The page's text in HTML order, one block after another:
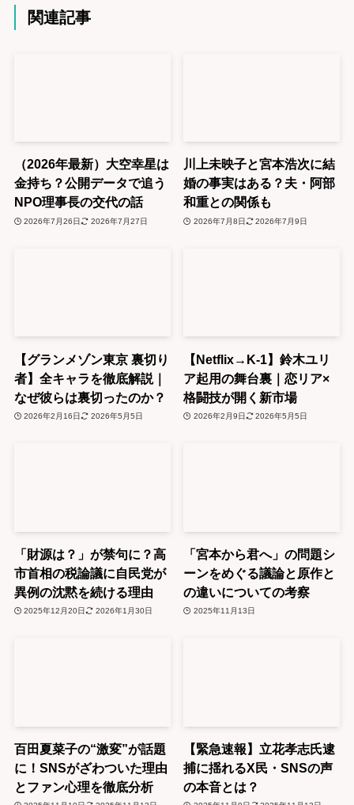
関連記事
（2026年最新）大空幸星は
金持ち？公開データで追う
NPO理事長の交代の話
2026年7月26日 2026年7月27日
川上未映子と宮本浩次に結
婚の事実はある？夫・阿部
和重との関係も
2026年7月8日 2026年7月9日
【グランメゾン東京 裏切り
者】全キャラを徹底解説｜
なぜ彼らは裏切ったのか？
2026年2月16日 2026年5月5日
【Netflix→K-1】鈴木ユリ
ア起用の舞台裏｜恋リア×
格闘技が開く新市場
2026年2月9日 2026年5月5日
「財源は？」が禁句に？高
市首相の税論議に自民党が
異例の沈黙を続ける理由
2025年12月20日 2026年1月30日
「宮本から君へ」の問題シ
ーンをめぐる議論と原作と
の違いについての考察
2025年11月13日
百田夏菜子の“激変”が話題
に！SNSがざわついた理由
とファン心理を徹底分析
【緊急速報】立花孝志氏逮
捕に揺れるX民・SNSの声
の本音とは？